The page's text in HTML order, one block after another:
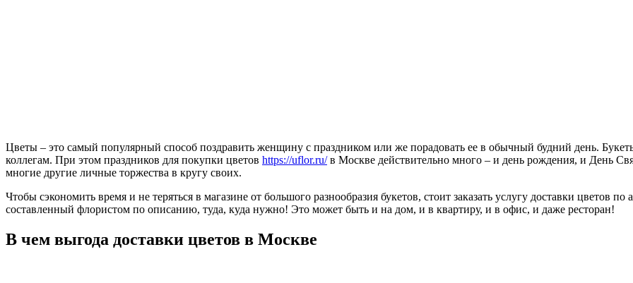
Цветы – это самый популярный способ поздравить женщину с праздником или же порадовать ее в обычный будний день.
коллегам. При этом праздников для покупки цветов https://uflor.ru/в Москве действительно много – и день рождения, и День
многие другие личные торжества в кругу своих.
Чтобы сэкономить время и не теряться в магазине от большого разнообразия букетов, стоит заказать услугу доставки цветов
составленный флористом по описанию, туда, куда нужно! Это может быть и на дом, и в квартиру, и в офис, и даже ресторан!
В чем выгода доставки цветов в Москве